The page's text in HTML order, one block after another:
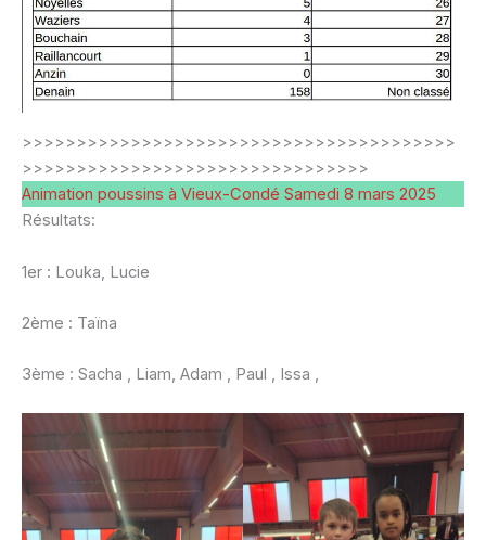
>>>>>>>>>>>>>>>>>>>>>>>>>>>>>>>>>>>>>>>>
>>>>>>>>>>>>>>>>>>>>>>>>>>>>>>>>
Animation poussins à Vieux-Condé Samedi 8 mars 2025
Résultats:
1er : Louka, Lucie
2ème : Taïna
3ème : Sacha , Liam, Adam , Paul , Issa ,